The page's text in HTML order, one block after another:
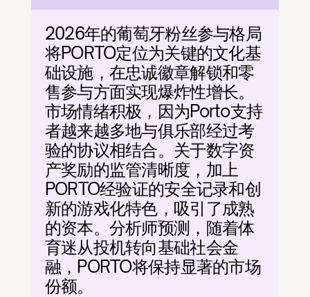
2026年的葡萄牙粉丝参与格局
将PORTO定位为关键的文化基
础设施，在忠诚徽章解锁和零
售参与方面实现爆炸性增长。
市场情绪积极，因为Porto支持
者越来越多地与俱乐部经过考
验的协议相结合。关于数字资
产奖励的监管清晰度，加上
PORTO经验证的安全记录和创
新的游戏化特色，吸引了成熟
的资本。分析师预测，随着体
育迷从投机转向基础社会金
融，PORTO将保持显著的市场
份额。